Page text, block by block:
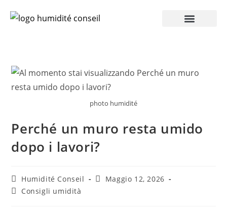
photo humidité
Perché un muro resta umido
dopo i lavori?
Humidité Conseil
Maggio 12, 2026
Consigli umidità